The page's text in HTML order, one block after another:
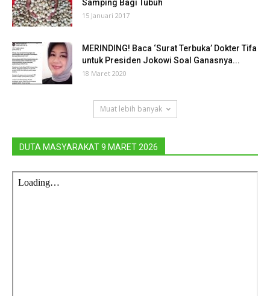
Samping Bagi Tubuh
15 Januari 2017
MERINDING! Baca ‘Surat Terbuka’ Dokter Tifa
untuk Presiden Jokowi Soal Ganasnya...
18 Maret 2020
Muat lebih banyak
DUTA MASYARAKAT 9 MARET 2026